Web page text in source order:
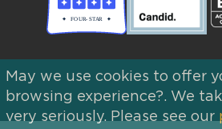
May we use cookies to offer
browsing experience?. We
very seriously. Please see our